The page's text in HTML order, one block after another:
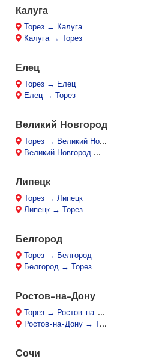
Калуга
Торез → Калуга
Калуга → Торез
Елец
Торез → Елец
Елец → Торез
Великий Новгород
Торез → Великий Новгород
Великий Новгород → Торез
Липецк
Торез → Липецк
Липецк → Торез
Белгород
Торез → Белгород
Белгород → Торез
Ростов-на-Дону
Торез → Ростов-на-Дону
Ростов-на-Дону → Торез
Сочи